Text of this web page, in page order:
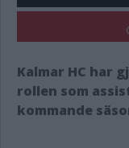
Kalmar HC har
rollen som
kommande